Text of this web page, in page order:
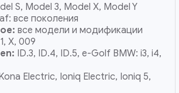
S, Model 3, Model X, Model Y
все поколения
все модели и модификации
X, 009
ID.3, ID.4, ID.5, e-Golf BMW: i3, i4,
Electric, Ioniq Electric, Ioniq 5,